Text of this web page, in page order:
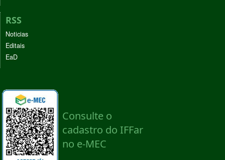
RSS
Noticias
Editais
EaD